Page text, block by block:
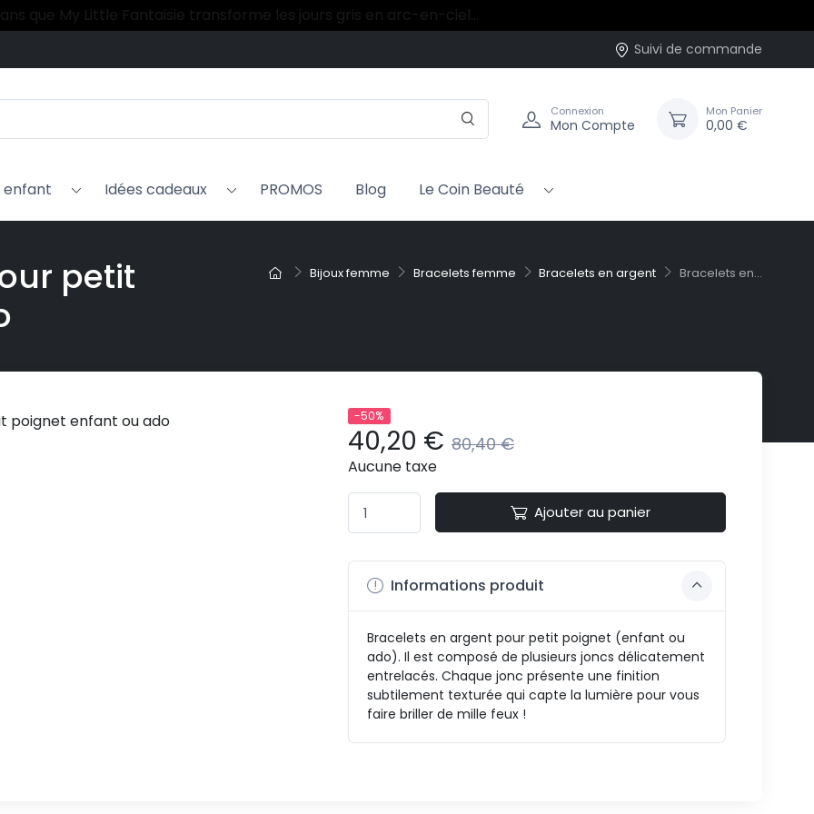
Livraison rapide à partir de 2.99 €
ans que My Little Fantaisie transforme les jours gris en arc-en-ciel…
Suivi de commande
Connexion
Mon Compte
Mon Panier
0,00 €
enfant Idées cadeaux PROMOS Blog Le Coin Beauté
Bijoux femme Bracelets femme Bracelets en argent Bracelets en...
petit
-50%
40,20 € 80,40 €
Aucune taxe
Ajouter au panier
Informations produit
Bracelets en argent pour petit poignet (enfant ou
ado). Il est composé de plusieurs joncs délicatement
entrelacés. Chaque jonc présente une finition
subtilement texturée qui capte la lumière pour vous
faire briller de mille feux !